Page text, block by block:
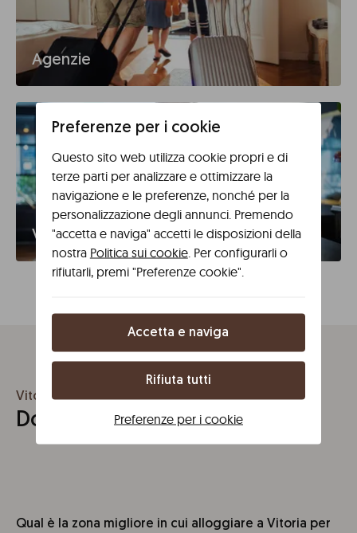
Agenzie
Viaggi d'affari
Vitoria
Domande frequenti su Vitoria
Qual è la zona migliore in cui alloggiare a Vitoria per
Preferenze per i cookie
Questo sito web utilizza cookie propri e di
terze parti per analizzare e ottimizzare la
navigazione e le preferenze, nonché per la
personalizzazione degli annunci. Premendo
"accetta e naviga" accetti le disposizioni della
nostra Politica sui cookie. Per configurarli o
rifiutarli, premi "Preferenze cookie".
Accetta e naviga
Rifiuta tutti
Preferenze per i cookie